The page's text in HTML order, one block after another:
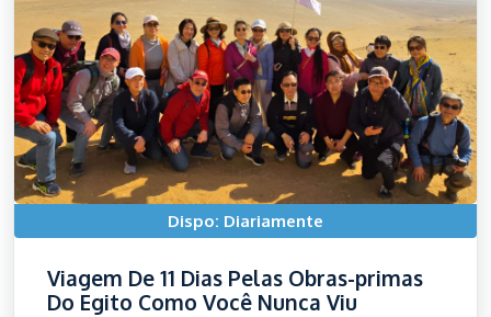
Dispo: Diariamente
Viagem De 11 Dias Pelas Obras-primas
Do Egito Como Você Nunca Viu